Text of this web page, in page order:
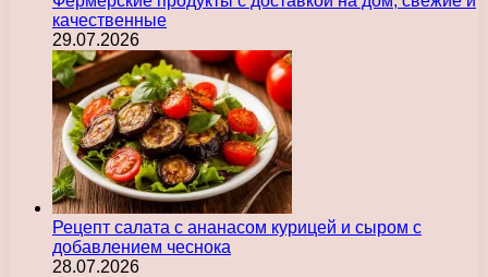
качественные
29.07.2026
Рецепт салата с ананасом курицей и сыром с
добавлением чеснока
28.07.2026